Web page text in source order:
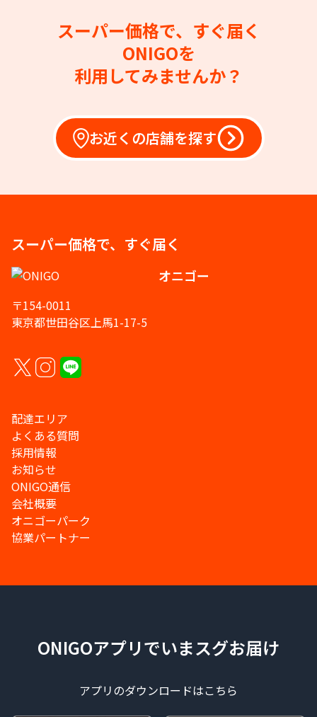
スーパー価格で、すぐ届く
ONIGOを
利用してみませんか？
お近くの店舗を探す
スーパー価格で、すぐ届く
オニゴー
〒154-0011
東京都世田谷区上馬1-17-5
配達エリア
よくある質問
採用情報
お知らせ
ONIGO通信
会社概要
オニゴーパーク
協業パートナー
ONIGOアプリでいまスグお届け
アプリのダウンロードはこちら